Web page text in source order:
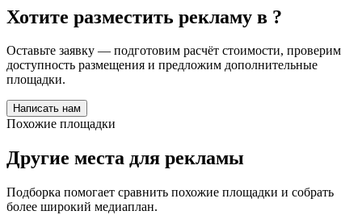
Хотите разместить рекламу в ?
Оставьте заявку — подготовим расчёт стоимости, проверим
доступность размещения и предложим дополнительные
площадки.
Написать нам
Похожие площадки
Другие места для рекламы
Подборка помогает сравнить похожие площадки и собрать
более широкий медиаплан.